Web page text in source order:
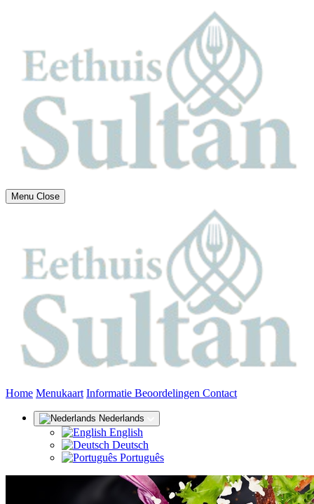
Menu Close
Home Menukaart Informatie Beoordelingen (huidige)
Contact
Nederlands
English
Deutsch
Português